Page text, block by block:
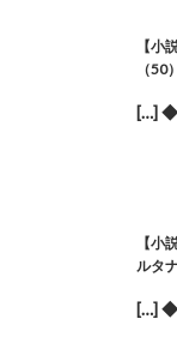
【
（50
[…] ◆
【小
ルタ
[…] ◆